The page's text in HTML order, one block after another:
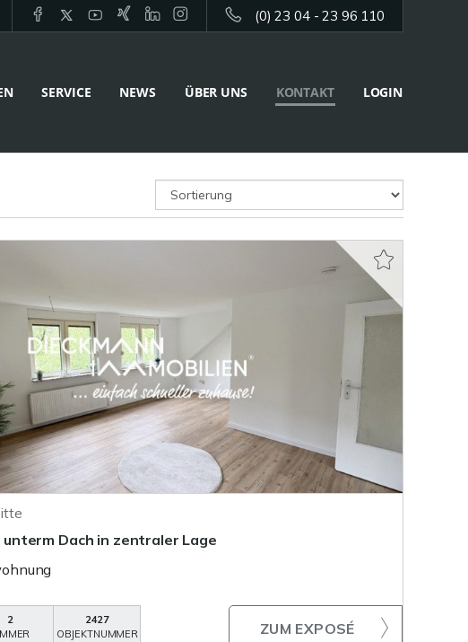
(0) 23 04 - 23 96 110
SERVICE NEWS ÜBER UNS KONTAKT LOGIN
unterm Dach in zentraler Lage
2
2427
OBJEKTNUMMER
ZUM EXPOSÉ